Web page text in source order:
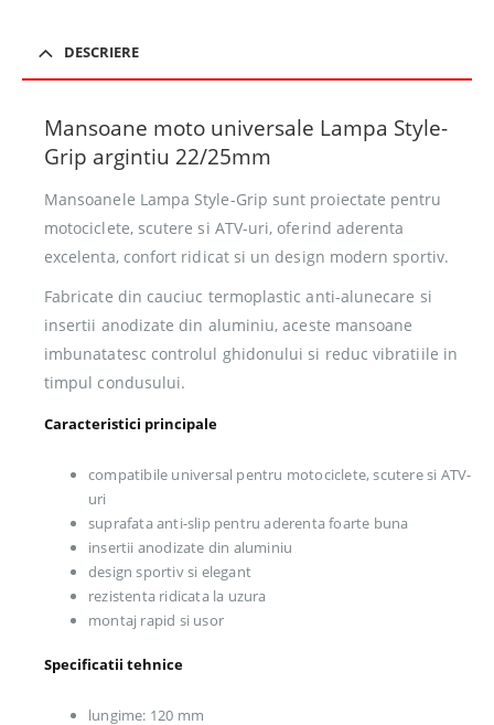
DESCRIERE
Mansoane moto universale Lampa Style-
Grip argintiu 22/25mm
Mansoanele Lampa Style-Grip sunt proiectate pentru
motociclete, scutere si ATV-uri, oferind aderenta
excelenta, confort ridicat si un design modern sportiv.
Fabricate din cauciuc termoplastic anti-alunecare si
insertii anodizate din aluminiu, aceste mansoane
imbunatatesc controlul ghidonului si reduc vibratiile in
timpul condusului.
Caracteristici principale
compatibile universal pentru motociclete, scutere si ATV-
uri
suprafata anti-slip pentru aderenta foarte buna
insertii anodizate din aluminiu
design sportiv si elegant
rezistenta ridicata la uzura
montaj rapid si usor
Specificatii tehnice
lungime: 120 mm